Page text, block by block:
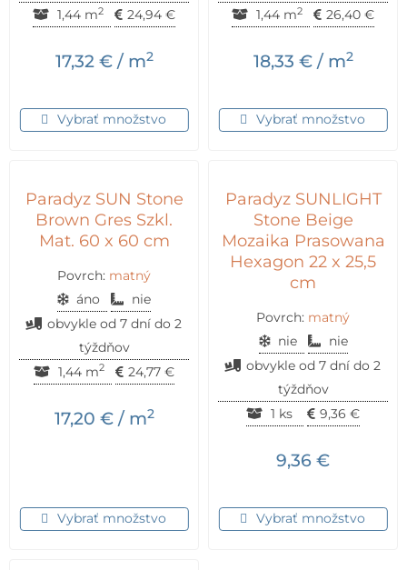
1,44 m2 24,94 €
17,32 €/ m2
Vybrať množstvo
1,44 m2 26,40 €
18,33 €/ m2
Vybrať množstvo
Paradyz SUN Stone
Brown Gres Szkl.
Mat. 60 x 60 cm
Povrch: matný
áno
nie
obvykle od 7 dní do 2
týždňov
1,44 m2 24,77 €
17,20 €/ m2
Vybrať množstvo
Paradyz SUNLIGHT
Stone Beige
Mozaika Prasowana
Hexagon 22 x 25,5
cm
Povrch: matný
nie
nie
obvykle od 7 dní do 2
týždňov
1 ks
9,36 €
9,36 €
Vybrať množstvo